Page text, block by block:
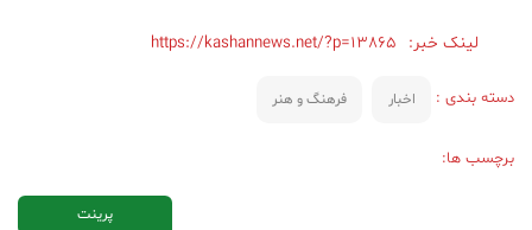
لینک خبر: https://kashannews.net/?p=13865
دسته بندی : اخبار فرهنگ و هنر
برچسب ها:
پرینت